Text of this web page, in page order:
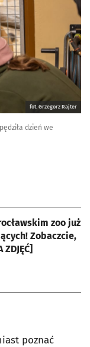
fot. Grzegorz Rajter
dzień we
Zobaczcie,
poznać